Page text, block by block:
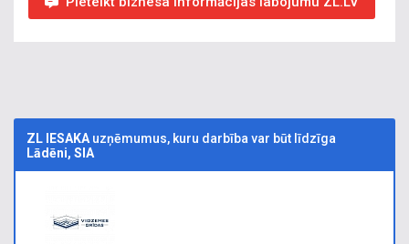
ZL IESAKA uzņēmumus, kuru darbība var būt līdzīga
Lādēni, SIA